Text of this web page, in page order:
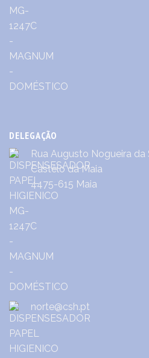
DELEGAÇÃO
Rua Augusto Nogueira da
Castêlo da Maia
4475-615 Maia
norte@csh.pt